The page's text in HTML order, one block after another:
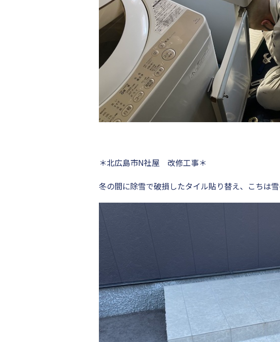
＊北広島市N社屋 改修工事＊
冬の間に除雪で破損したタイル貼り替え、こちは